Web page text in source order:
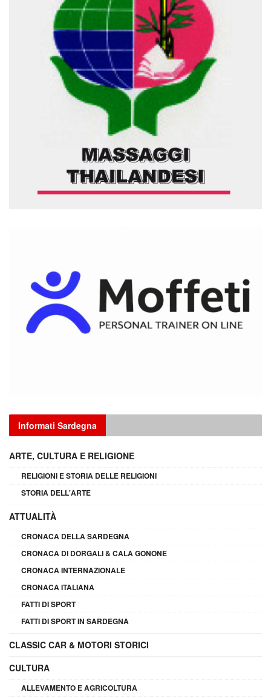
Informati Sardegna
ARTE, CULTURA E RELIGIONE
RELIGIONI E STORIA DELLE RELIGIONI
STORIA DELL'ARTE
ATTUALITÀ
CRONACA DELLA SARDEGNA
CRONACA DI DORGALI & CALA GONONE
CRONACA INTERNAZIONALE
CRONACA ITALIANA
FATTI DI SPORT
FATTI DI SPORT IN SARDEGNA
CLASSIC CAR & MOTORI STORICI
CULTURA
ALLEVAMENTO E AGRICOLTURA